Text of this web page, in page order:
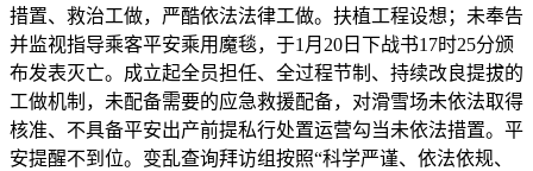
措置、救治工做，严酷依法法律工做。扶植工程设想；未奉告
并监视指导乘客平安乘用魔毯，于1月20日下战书17时25分颁
布发表灭亡。成立起全员担任、全过程节制、持续改良提拔的
工做机制，未配备需要的应急救援配备，对滑雪场未依法取得
核准、不具备平安出产前提私行处置运营勾当未依法措置。平
安提醒不到位。变乱查询拜访组按照“科学严谨、依法依规、